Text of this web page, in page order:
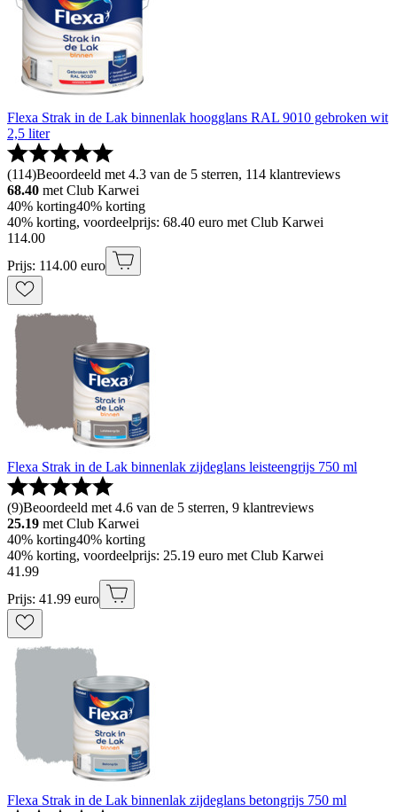
Flexa Strak in de Lak binnenlak hoogglans RAL 9010 gebroken wit
2,5 liter
(114)Beoordeeld met 4.3 van de 5 sterren, 114 klantreviews
68.40 met Club Karwei
40% korting40% korting
40% korting, voordeelprijs: 68.40 euro met Club Karwei
114.00
Prijs: 114.00 euro
Flexa Strak in de Lak binnenlak zijdeglans leisteengrijs 750 ml
(9)Beoordeeld met 4.6 van de 5 sterren, 9 klantreviews
25.19 met Club Karwei
40% korting40% korting
40% korting, voordeelprijs: 25.19 euro met Club Karwei
41 .99
Prijs: 41.99 euro
Flexa Strak in de Lak binnenlak zijdeglans betongrijs 750 ml